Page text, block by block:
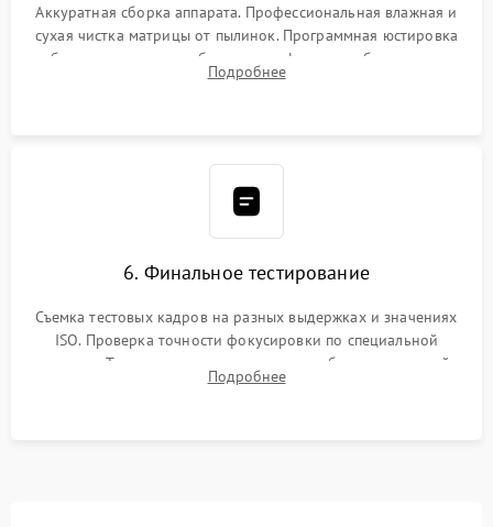
Аккуратная сборка аппарата. Профессиональная влажная и
сухая чистка матрицы от пылинок. Программная юстировка
рабочего отрезка, калибровка автофокуса, стабилизатора и
экспозамера с помощью сервисного ПО.
Подробнее
6. Финальное тестирование
Съемка тестовых кадров на разных выдержках и значениях
ISO. Проверка точности фокусировки по специальной
мишени. Тест записи на карту памяти, работы встроенной
вспышки, микрофона и всех кнопок управления.
Подробнее